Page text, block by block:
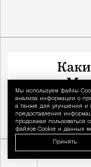
Мы используем файлы
анализа информации о
а также для улучшения и
предоставления
продолжая пользоваться
файлов Cookie и данных
Принять